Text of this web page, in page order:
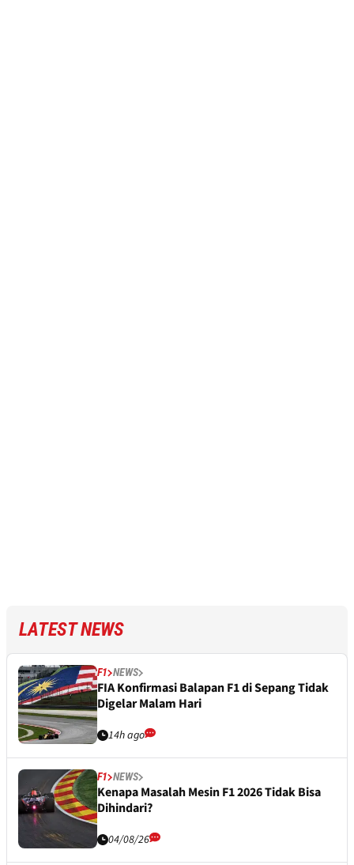
LATEST NEWS
F1 NEWS
FIA Konfirmasi Balapan F1 di Sepang Tidak
Digelar Malam Hari
14h ago
F1 NEWS
Kenapa Masalah Mesin F1 2026 Tidak Bisa
Dihindari?
04/08/26